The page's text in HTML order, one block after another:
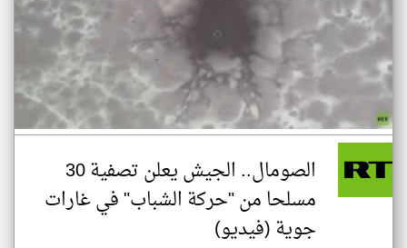
الصومال.. الجيش يعلن تصفية 30
مسلحا من "حركة الشباب" في غارات
جوية (فيديو)